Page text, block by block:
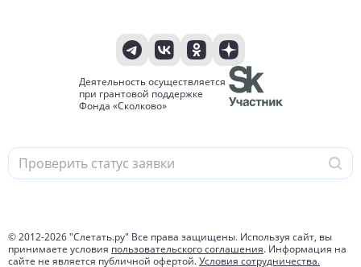
Деятельность осуществляется
при грантовой поддержке
Фонда «Сколково»
© 2012-2026"Слетать.ру" Все права защищены. Используя сайт, вы
принимаете условия пользовательского соглашения. Информация на
сайте не является публичной офертой.Условия сотрудничества.